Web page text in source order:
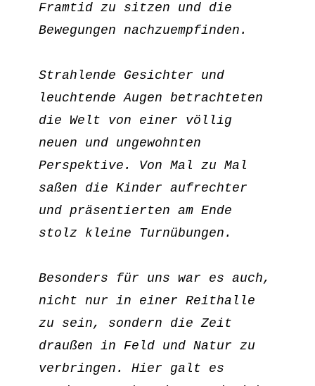
Framtid zu sitzen und die
Bewegungen nachzuempfinden.
Strahlende Gesichter und
leuchtende Augen betrachteten
die Welt von einer völlig
neuen und ungewohnten
Perspektive. Von Mal zu Mal
saßen die Kinder aufrechter
und präsentierten am Ende
stolz kleine Turnübungen.
Besonders für uns war es auch,
nicht nur in einer Reithalle
zu sein, sondern die Zeit
draußen in Feld und Natur zu
verbringen. Hier galt es